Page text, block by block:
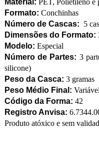
Material: PET, Polietileno e
Formato: Conchinhas
Número de Cascas: 5
Dimensões do Formato:
Modelo: Especial
Número de Partes: 3
silicone)
Peso da Casca: 3 gramas
Peso Médio Final: Variável
Código da Forma: 42
Registro Anvisa:
Produto atóxico e sem